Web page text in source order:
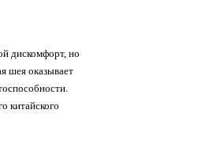
дискомфорт, но
шея оказывает
китайского